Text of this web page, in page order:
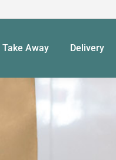
Take Away Delivery